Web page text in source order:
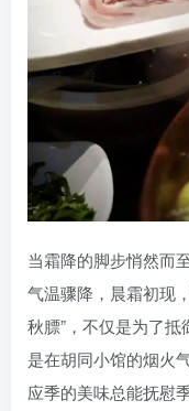
当霜降的脚步悄然而
气温骤降，晨霜初现
秋膘”，不仅是为了
是在胡同小馆的烟火
应季的美味总能抚慰